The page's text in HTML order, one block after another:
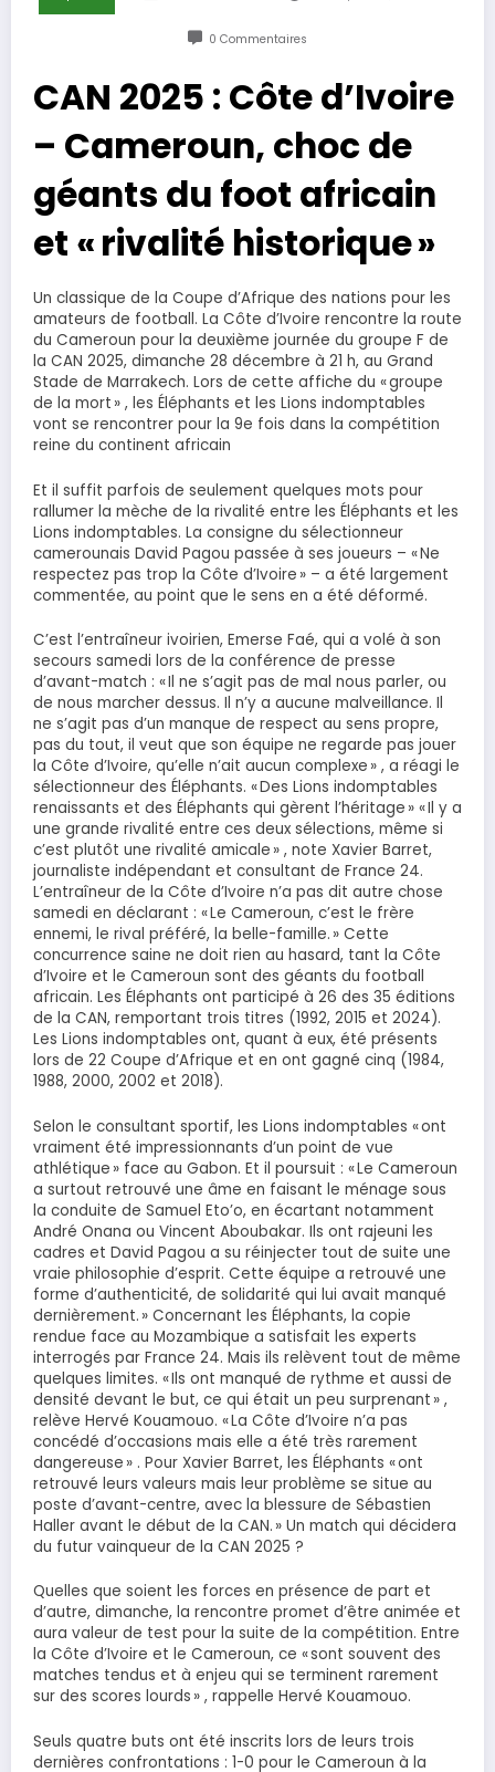
0 Commentaires
CAN 2025 : Côte d’Ivoire
– Cameroun, choc de
géants du foot africain
et « rivalité historique »
Un classique de la Coupe d’Afrique des nations pour les
amateurs de football. La Côte d’Ivoire rencontre la route
du Cameroun pour la deuxième journée du groupe F de
la CAN 2025, dimanche 28 décembre à 21 h, au Grand
Stade de Marrakech. Lors de cette affiche du « groupe
de la mort » , les Éléphants et les Lions indomptables
vont se rencontrer pour la 9e fois dans la compétition
reine du continent africain
Et il suffit parfois de seulement quelques mots pour
rallumer la mèche de la rivalité entre les Éléphants et les
Lions indomptables. La consigne du sélectionneur
camerounais David Pagou passée à ses joueurs – « Ne
respectez pas trop la Côte d’Ivoire » – a été largement
commentée, au point que le sens en a été déformé.
C’est l’entraîneur ivoirien, Emerse Faé, qui a volé à son
secours samedi lors de la conférence de presse
d’avant-match : « Il ne s’agit pas de mal nous parler, ou
de nous marcher dessus. Il n’y a aucune malveillance. Il
ne s’agit pas d’un manque de respect au sens propre,
pas du tout, il veut que son équipe ne regarde pas jouer
la Côte d’Ivoire, qu’elle n’ait aucun complexe » , a réagi le
sélectionneur des Éléphants. « Des Lions indomptables
renaissants et des Éléphants qui gèrent l’héritage » « Il y a
une grande rivalité entre ces deux sélections, même si
c’est plutôt une rivalité amicale » , note Xavier Barret,
journaliste indépendant et consultant de France 24.
L’entraîneur de la Côte d’Ivoire n’a pas dit autre chose
samedi en déclarant : « Le Cameroun, c’est le frère
ennemi, le rival préféré, la belle-famille. » Cette
concurrence saine ne doit rien au hasard, tant la Côte
d’Ivoire et le Cameroun sont des géants du football
africain. Les Éléphants ont participé à 26 des 35 éditions
de la CAN, remportant trois titres (1992, 2015 et 2024).
Les Lions indomptables ont, quant à eux, été présents
lors de 22 Coupe d’Afrique et en ont gagné cinq (1984,
1988, 2000, 2002 et 2018).
Selon le consultant sportif, les Lions indomptables « ont
vraiment été impressionnants d’un point de vue
athlétique » face au Gabon. Et il poursuit : « Le Cameroun
a surtout retrouvé une âme en faisant le ménage sous
la conduite de Samuel Eto’o, en écartant notamment
André Onana ou Vincent Aboubakar. Ils ont rajeuni les
cadres et David Pagou a su réinjecter tout de suite une
vraie philosophie d’esprit. Cette équipe a retrouvé une
forme d’authenticité, de solidarité qui lui avait manqué
dernièrement. » Concernant les Éléphants, la copie
rendue face au Mozambique a satisfait les experts
interrogés par France 24. Mais ils relèvent tout de même
quelques limites. « Ils ont manqué de rythme et aussi de
densité devant le but, ce qui était un peu surprenant » ,
relève Hervé Kouamouo. « La Côte d’Ivoire n’a pas
concédé d’occasions mais elle a été très rarement
dangereuse » . Pour Xavier Barret, les Éléphants « ont
retrouvé leurs valeurs mais leur problème se situe au
poste d’avant-centre, avec la blessure de Sébastien
Haller avant le début de la CAN. » Un match qui décidera
du futur vainqueur de la CAN 2025 ?
Quelles que soient les forces en présence de part et
d’autre, dimanche, la rencontre promet d’être animée et
aura valeur de test pour la suite de la compétition. Entre
la Côte d’Ivoire et le Cameroun, ce « sont souvent des
matches tendus et à enjeu qui se terminent rarement
sur des scores lourds » , rappelle Hervé Kouamouo.
Seuls quatre buts ont été inscrits lors de leurs trois
dernières confrontations : 1-0 pour le Cameroun à la